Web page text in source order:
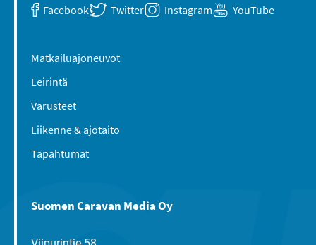
Facebook Twitter Instagram YouTube
Matkailuajoneuvot
Leirintä
Varusteet
Liikenne & ajotaito
Tapahtumat
Suomen Caravan Media Oy